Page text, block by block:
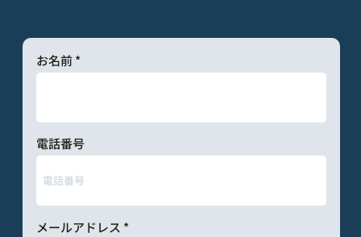
お名前
メールアドレス
電話番号